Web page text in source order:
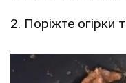
2. Поріжте огірки